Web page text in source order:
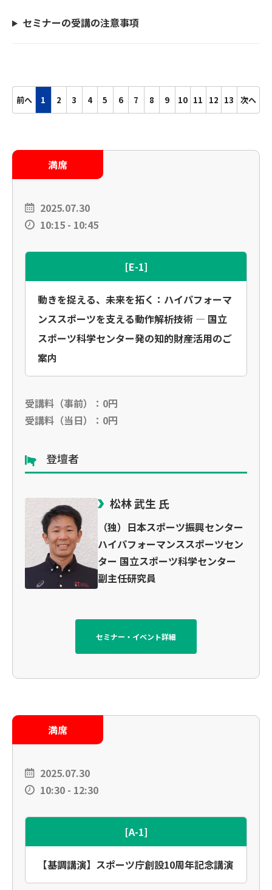
セミナーの受講の注意事項
前へ 1 2 3 4 5 6 7 8 9 10 11 12 13 次へ
満席
2025.07.30
10:15 - 10:45
[E-1]
動きを捉える、未来を拓く：ハイパフォーマ
ンススポーツを支える動作解析技術 ― 国立
スポーツ科学センター発の知的財産活用のご
案内
受講料（事前）：0円
受講料（当日）：0円
登壇者
松林 武生 氏
（独）日本スポーツ振興センター
ハイパフォーマンススポーツセン
ター 国立スポーツ科学センター
副主任研究員
セミナー・イベント詳細
満席
2025.07.30
10:30 - 12:30
[A-1]
【基調講演】スポーツ庁創設10周年記念講演